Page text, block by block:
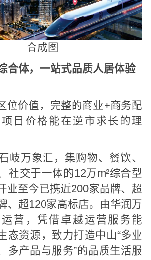
合成图
合体， 一站式品质人居体验
位价值，完整的商业+商务配
目价格能在逆市求长的理
岐万象汇，集购物、餐饮、
社交于一体的12万m²综合型
业至今已携近200家品牌、超
、超120家高标店。由华润万
营，凭借卓越运营服务能
态资源，致力打造中山“多业
多产品与服务”的品质生活服